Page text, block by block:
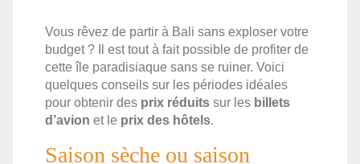
Vous rêvez de partir à Bali sans exploser votre
budget ? Il est tout à fait possible de profiter de
cette île paradisiaque sans se ruiner. Voici
quelques conseils sur les périodes idéales
pour obtenir des prix réduits sur les billets
d’avion et le prix des hôtels.
Saison sèche ou saison